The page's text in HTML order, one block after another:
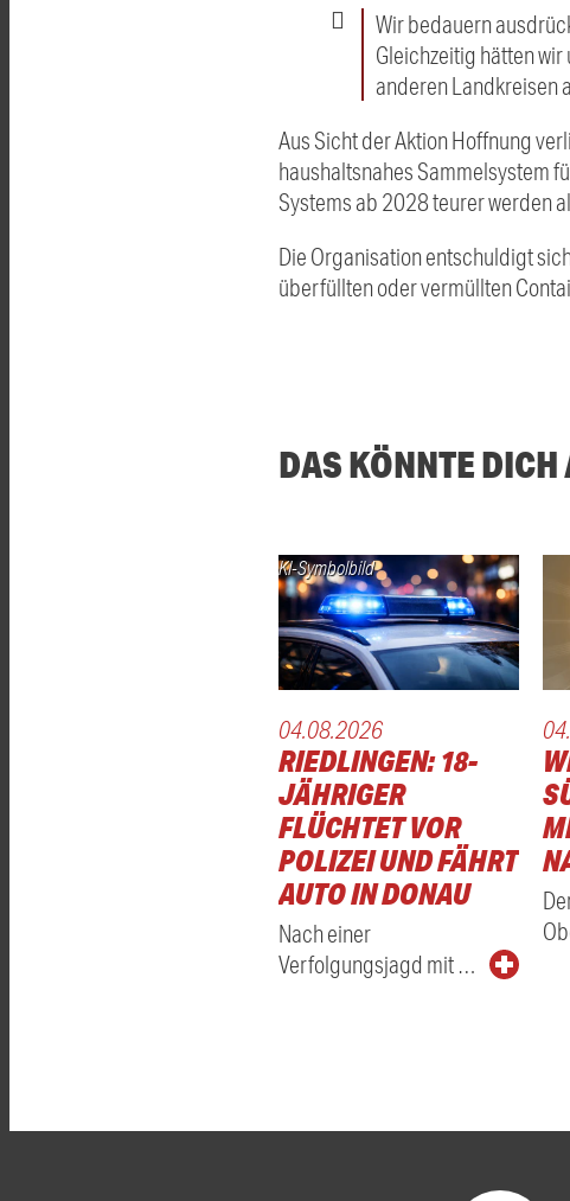
Wir bedauern
Gleichzeitig hätten
anderen Landkreisen
Aus Sicht der Aktion Hoffnung
haushaltsnahes Sammelsystem
Systems ab 2028 teurer werden
Die Organisation entschuldigt
überfüllten oder vermüllten
DAS KÖNNTE
KI-Symbolbild
04.08.2026
RIEDLINGEN: 18-
JÄHRIGER
FLÜCHTET VOR
POLIZEI UND FÄHRT
AUTO IN DONAU
Nach einer
Verfolgungsjagd mit …